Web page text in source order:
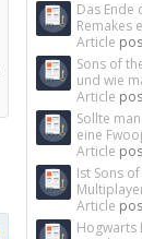
Das Ende
Remakes
Article
Sons of
und wie
Article
Sollte
eine
Article
Ist Sons
Article
Hogwarts